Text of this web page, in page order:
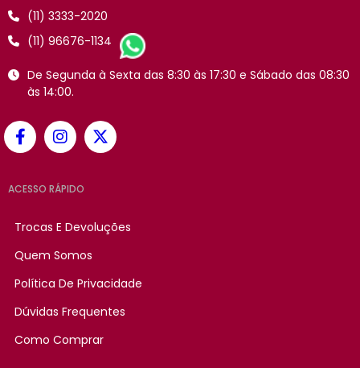
(11) 3333-2020
(11) 96676-1134
De Segunda à Sexta das 8:30 às 17:30 e Sábado das 08:30
às 14:00.
ACESSO RÁPIDO
Trocas E Devoluções
Quem Somos
Política De Privacidade
Dúvidas Frequentes
Como Comprar